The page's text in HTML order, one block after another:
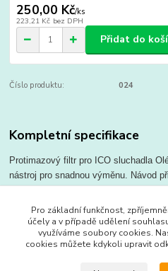
250,00 Kč/ks
223,21 Kč bez DPH
Přidat do
Číslo produktu: 024
Kompletní specifikace
Protimazový filtr pro ICO sluchadla
nástroj pro snadnou výměnu. Návod
Zboží zařazeno v
Příslušenství ke sluchadlům
Pro základní funkčnost,
účely a v případě udělení
využíváme soubory cookies.
cookies můžete kdykoli upravit